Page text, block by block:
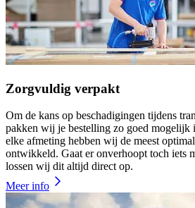
Zorgvuldig verpakt
Om de kans op beschadigingen tijdens
pakken wij je bestelling zo goed mogelijk
elke afmeting hebben wij de meest
ontwikkeld. Gaat er onverhoopt toch iets
lossen wij dit altijd direct op.
Meer info